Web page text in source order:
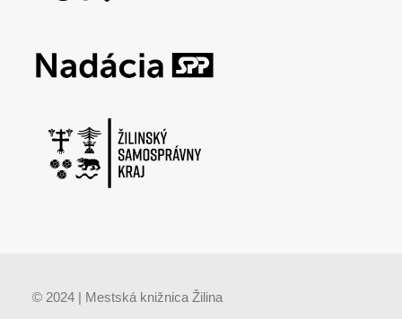
© 2024 | Mestská knižnica Žilina